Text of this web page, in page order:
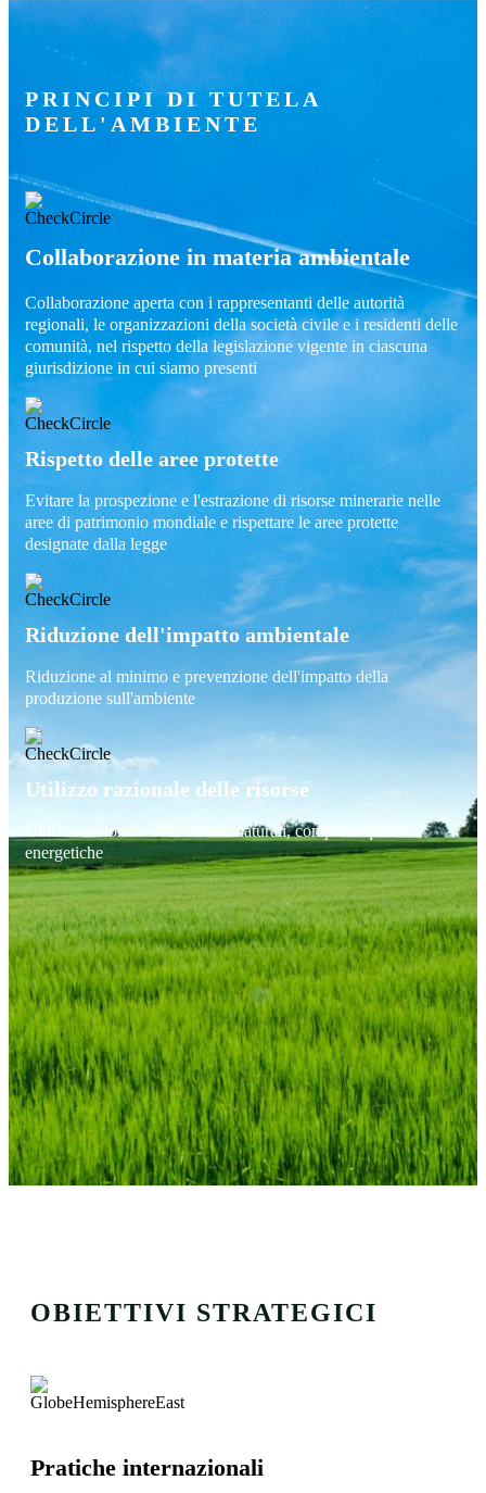
PRINCIPI DI TUTELA
DELL'AMBIENTE
Collaborazione in materia ambientale
Collaborazione aperta con i rappresentanti delle autorità
regionali, le organizzazioni della società civile e i residenti delle
comunità, nel rispetto della legislazione vigente in ciascuna
giurisdizione in cui siamo presenti
Rispetto delle aree protette
Evitare la prospezione e l'estrazione di risorse minerarie nelle
aree di patrimonio mondiale e rispettare le aree protette
designate dalla legge
Riduzione dell'impatto ambientale
Riduzione al minimo e prevenzione dell'impatto della
produzione sull'ambiente
Utilizzo razionale delle risorse
Utilizzo razionale delle risorse naturali, comprese quelle
energetiche
OBIETTIVI STRATEGICI
Pratiche internazionali